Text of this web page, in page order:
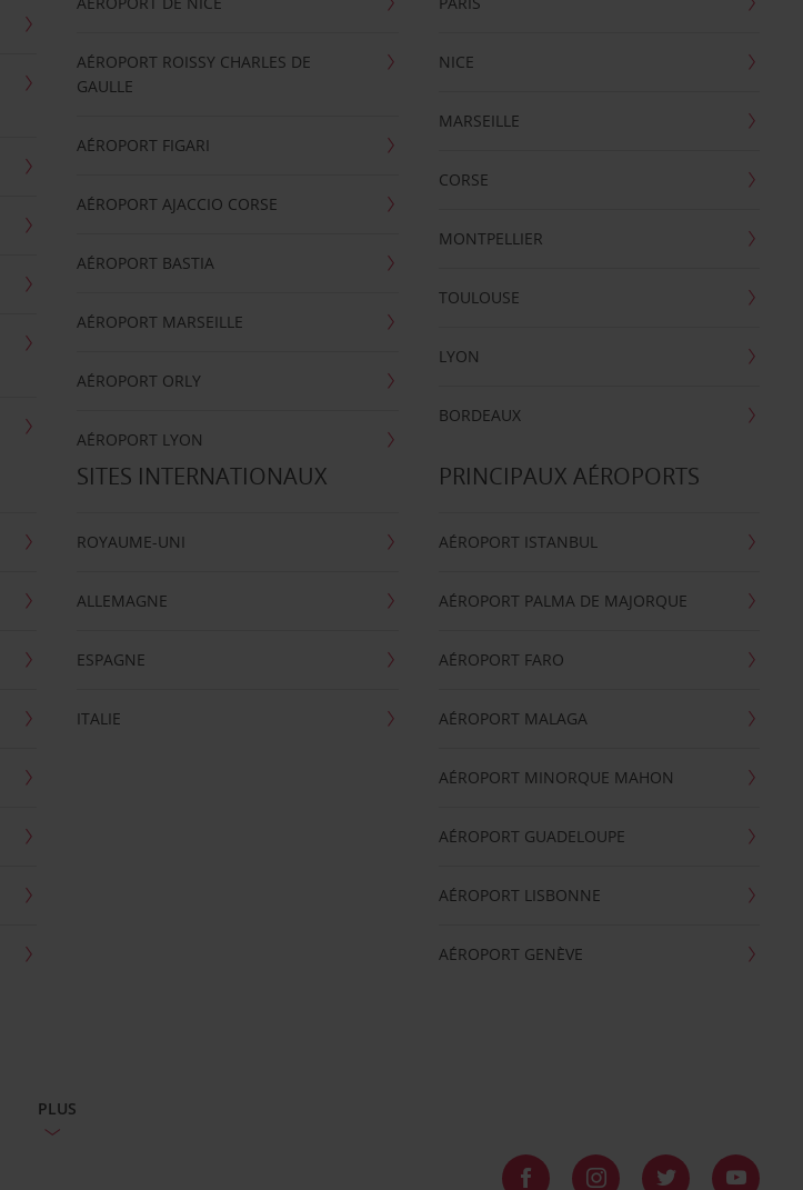
AÉROPORT ROISSY CHARLES DE
GAULLE
AÉROPORT FIGARI
AÉROPORT AJACCIO CORSE
AÉROPORT BASTIA
AÉROPORT MARSEILLE
AÉROPORT ORLY
AÉROPORT LYON
NICE
MARSEILLE
CORSE
MONTPELLIER
TOULOUSE
LYON
BORDEAUX
SITES INTERNATIONAUX
ROYAUME-UNI
ALLEMAGNE
ESPAGNE
ITALIE
PRINCIPAUX AÉROPORTS
AÉROPORT ISTANBUL
AÉROPORT PALMA DE MAJORQUE
AÉROPORT FARO
AÉROPORT MALAGA
AÉROPORT MINORQUE MAHON
AÉROPORT GUADELOUPE
AÉROPORT LISBONNE
AÉROPORT GENÈVE
PLUS